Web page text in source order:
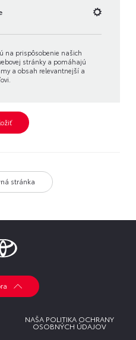
na prispôsobenie našich
stránky a pomáhajú
a obsah relevantnejší a
stránka
NAŠA POLITIKA OCHRANY
OSOBNÝCH ÚDAJOV